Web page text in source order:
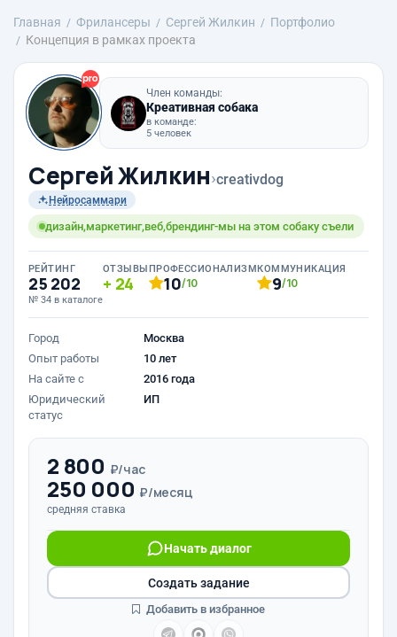
Главная Фрилансеры Сергей Жилкин
Портфолио
Концепция в рамках проекта
Член команды:
Креативная собака
в команде:
5 человек
Сергей Жилкин›creativdog
Нейросаммари
дизайн,маркетинг,веб,брендинг-мы на этом собаку съели
РЕЙТИНГ
25 202
№ 34 в каталоге
ОТЗЫВЫ
24
ПРОФЕССИОНАЛИЗМ
10/10
КОММУНИКАЦИЯ
9/10
Город
Москва
Опыт работы
10 лет
На сайте с
2016 года
Юридический
статус
ИП
2 800 ₽/час
250 000 ₽/месяц
средняя ставка
Начать диалог
Создать задание
Добавить в избранное